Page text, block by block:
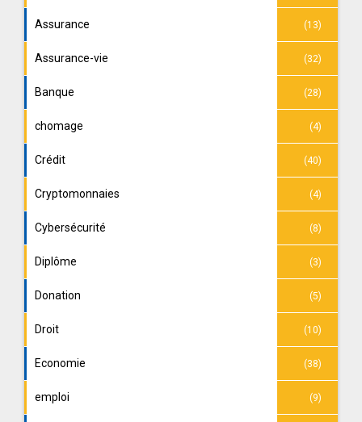
Assurance (13)
Assurance-vie (32)
Banque (28)
chomage (4)
Crédit (40)
Cryptomonnaies (4)
Cybersécurité (8)
Diplôme (3)
Donation (5)
Droit (10)
Economie (38)
emploi (9)